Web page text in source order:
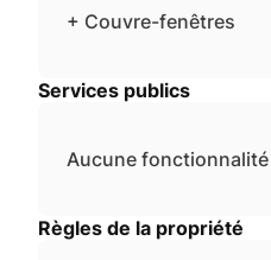
+ Couvre-fenêtres
Services publics
Aucune
Règles de la propriété